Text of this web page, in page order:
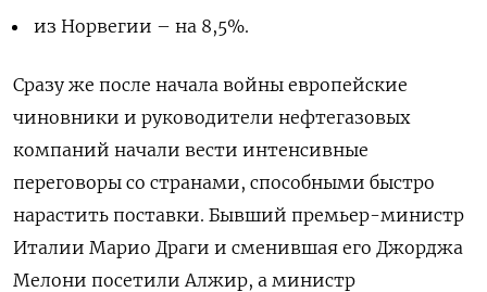
из Норвегии – на 8,5%.
Сразу же после начала войны европейские
чиновники и руководители нефтегазовых
компаний начали вести интенсивные
переговоры со странами, способными быстро
нарастить поставки. Бывший премьер-министр
Италии Марио Драги и сменившая его Джорджа
Мелони посетили Алжир, а министр